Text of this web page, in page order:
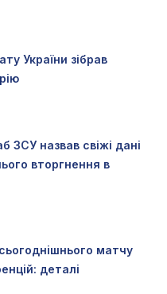
України зібрав
ЗСУ назвав свіжі дані
вторгнення в
матчу
деталі